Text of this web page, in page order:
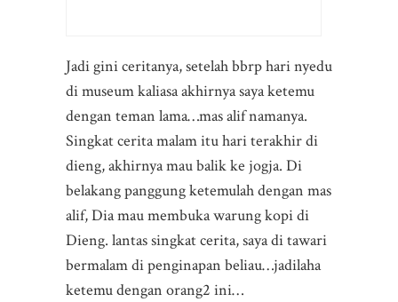
Jadi gini ceritanya, setelah bbrp hari nyedu
di museum kaliasa akhirnya saya ketemu
dengan teman lama…mas alif namanya.
Singkat cerita malam itu hari terakhir di
dieng, akhirnya mau balik ke jogja. Di
belakang panggung ketemulah dengan mas
alif, Dia mau membuka warung kopi di
Dieng. lantas singkat cerita, saya di tawari
bermalam di penginapan beliau…jadilaha
ketemu dengan orang2 ini…